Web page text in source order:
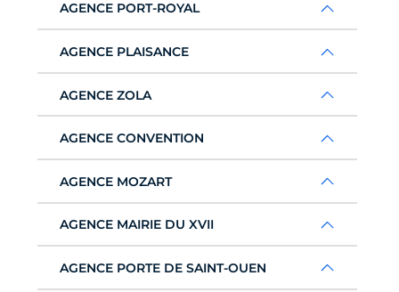
AGENCE PORT-ROYAL
AGENCE PLAISANCE
AGENCE ZOLA
AGENCE CONVENTION
AGENCE MOZART
AGENCE MAIRIE DU XVII
AGENCE PORTE DE SAINT-OUEN